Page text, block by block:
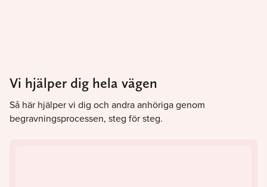
Vi hjälper dig hela vägen
Så här hjälper vi dig och andra anhöriga genom
begravningsprocessen, steg för steg.